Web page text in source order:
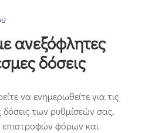
ανεξόφλητες
δόσεις
να ενημερωθείτε για τις
των ρυθμίσεών σας,
φόρων και